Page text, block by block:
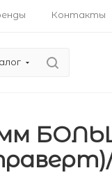
Контакты
мм